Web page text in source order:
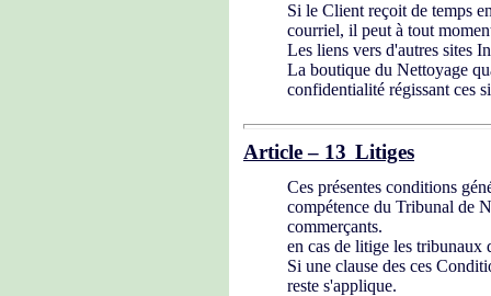
Si le Client reçoit de temps
courriel, il peut à tout
Les liens vers d'autres sites
La boutique du Nettoyage
confidentialité régissant ces
Article – 13 Litiges
Ces présentes conditions
compétence du Tribunal de
commerçants.
en cas de litige les tribunaux
Si une clause des ces
reste s'applique.